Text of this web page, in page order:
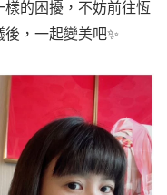
的困擾，不妨前往恆
，一起變美吧✨